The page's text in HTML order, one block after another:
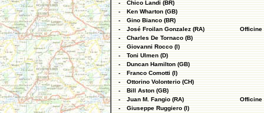
-
Chico Landi (BR)
-
Ken Wharton (GB)
-
Gino Bianco (BR)
-
José Froilan Gonzalez (RA)
Officine
-
Charles De Tornaco (B)
-
Giovanni Rocco (I)
-
Toni Ulmen (D)
-
Duncan Hamilton (GB)
-
Franco Comotti (I)
-
Ottorino Volonterio (CH)
-
Bill Aston (GB)
-
Juan M. Fangio (RA)
Officine
-
Giuseppe Ruggiero (I)